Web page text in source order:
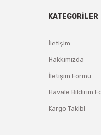
KATEGORİLER
İletişim
Hakkımızda
İletişim Formu
Havale Bildirim
Kargo Takibi